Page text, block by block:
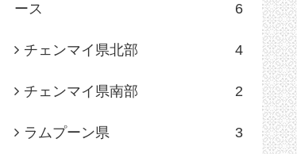
ース
6
チェンマイ県北部 4
チェンマイ県南部 2
ラムプーン県 3